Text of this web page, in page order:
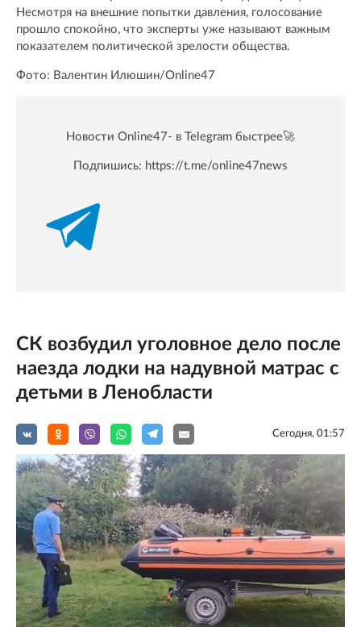
Несмотря на внешние попытки давления, голосование
прошло спокойно, что эксперты уже называют важным
показателем политической зрелости общества.
Фото: Валентин Илюшин/Online47
Новости Online47- в Telegram быстрее🚀
Подпишись: https://t.me/online47news
СК возбудил уголовное дело после
наезда лодки на надувной матрас с
детьми в Ленобласти
Сегодня, 01:57